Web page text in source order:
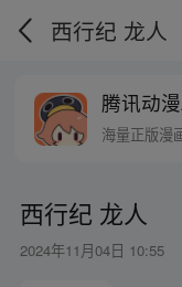
西行纪 龙人
腾讯动
海量正版漫
西行纪 龙人
2024年11月04日 10:55